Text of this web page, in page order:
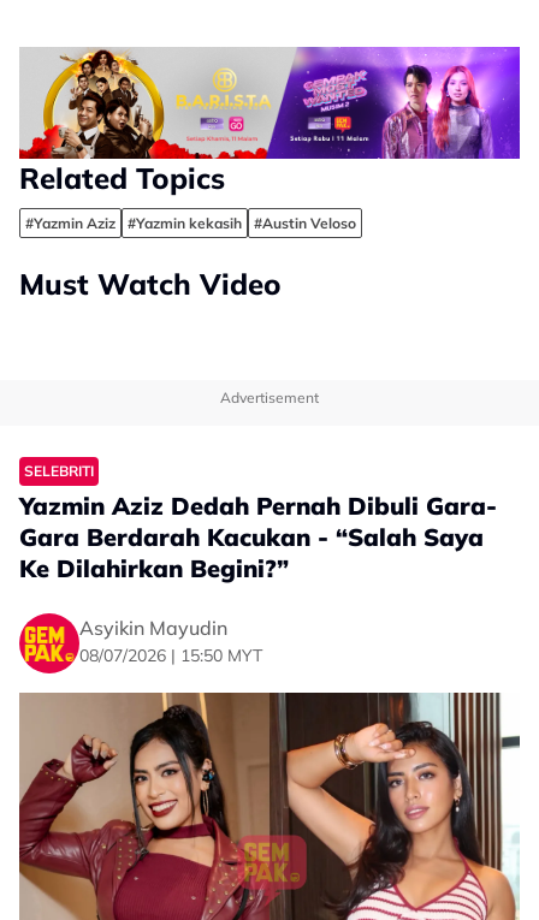
Related Topics
#Yazmin Aziz #Yazmin kekasih #Austin Veloso
Must Watch Video
Advertisement
SELEBRITI
Yazmin Aziz Dedah Pernah Dibuli Gara-
Gara Berdarah Kacukan - “Salah Saya
Ke Dilahirkan Begini?”
Asyikin Mayudin
08/07/2026 | 15:50 MYT